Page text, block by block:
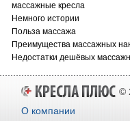
массажные кресла
Немного истории
Польза массажа
Преимущества массажных
Недостатки дешёвых
©
О компании